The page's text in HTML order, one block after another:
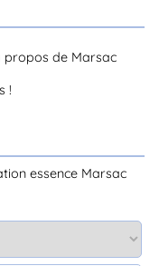
propos de Marsac
!
essence Marsac